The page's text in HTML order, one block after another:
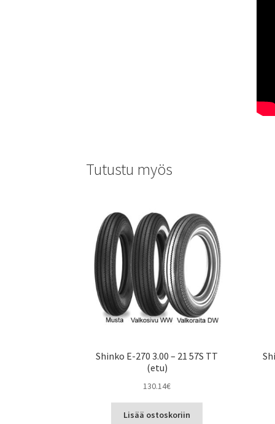
Tutustu myös
Shinko E-270 3.00 – 21 57S TT
(etu)
130.14€
Lisää ostoskoriin